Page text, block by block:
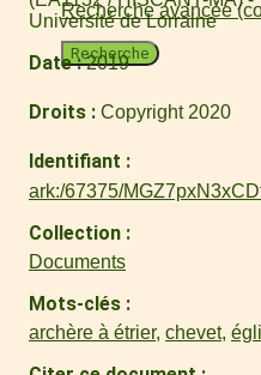
Recherche avancée
Recherche
Université de Lorraine
Date 2019
Droits Copyright 2020
Identifiant
ark:/67375/
Collection
Documents
Mots-clés
archère à étrier, chevet,